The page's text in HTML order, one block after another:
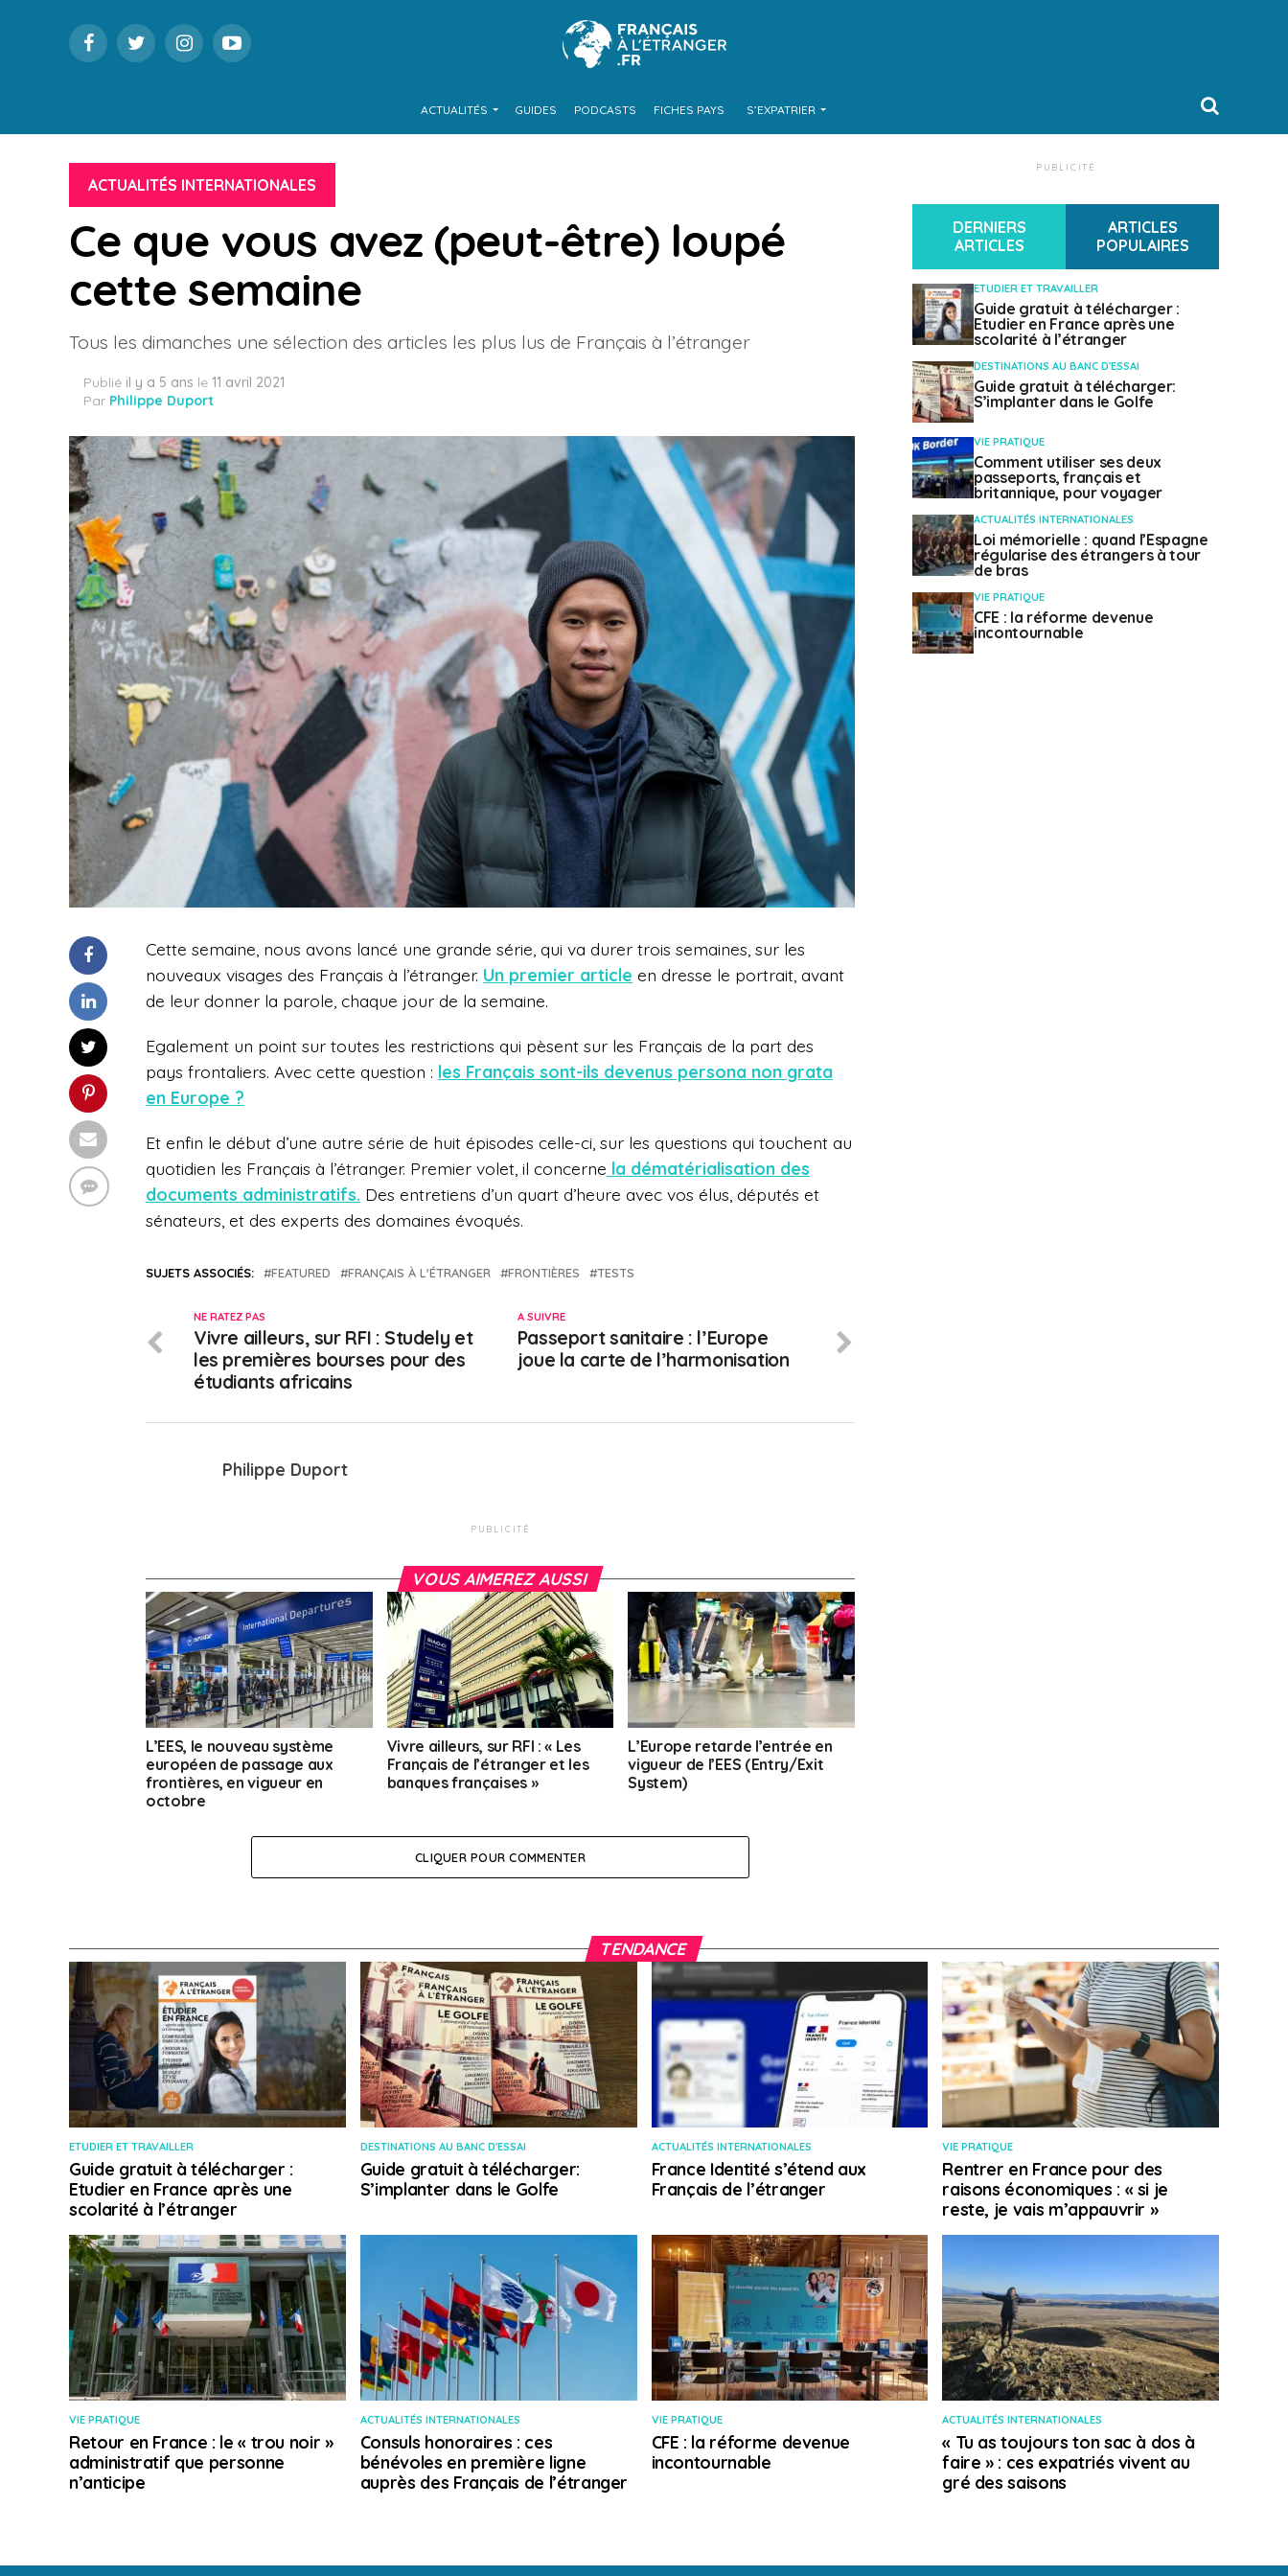
ACTUALITÉS GUIDES PODCASTS FICHES PAYS S’EXPATRIER
ACTUALITÉS INTERNATIONALES
Ce que vous avez (peut-être) loupé
cette semaine
Tous les dimanches une sélection des articles les plus lus de Français à l’étranger
Publié il y a 5 ans le 11 avril 2021
Par Philippe Duport
Cette semaine, nous avons lancé une grande série, qui va durer trois semaines, sur les
nouveaux visages des Français à l’étranger. Un premier article en dresse le portrait, avant
de leur donner la parole, chaque jour de la semaine.
Egalement un point sur toutes les restrictions qui pèsent sur les Français de la part des
pays frontaliers. Avec cette question : les Français sont-ils devenus persona non grata
en Europe ?
Et enfin le début d’une autre série de huit épisodes celle-ci, sur les questions qui touchent au
quotidien les Français à l’étranger. Premier volet, il concerne la dématérialisation des
documents administratifs. Des entretiens d’un quart d’heure avec vos élus, députés et
sénateurs, et des experts des domaines évoqués.
SUJETS ASSOCIÉS: FEATURED FRANÇAIS À L'ÉTRANGER FRONTIÈRES TESTS
A SUIVRE
Passeport sanitaire : l’Europe
joue la carte de l’harmonisation
NE RATEZ PAS
Vivre ailleurs, sur RFI : Studely et
les premières bourses pour des
étudiants africains
Philippe Duport
PUBLICITÉ
VOUS AIMEREZ AUSSI
L’EES, le nouveau système
européen de passage aux
frontières, en vigueur en
octobre
Vivre ailleurs, sur RFI : « Les
Français de l’étranger et les
banques françaises »
L’Europe retarde l’entrée en
vigueur de l’EES (Entry/Exit
System)
CLIQUER POUR COMMENTER
PUBLICITÉ
DERNIERS
ARTICLES
ARTICLES
POPULAIRES
ETUDIER ET TRAVAILLER
Guide gratuit à télécharger :
Etudier en France après une
scolarité à l’étranger
DESTINATIONS AU BANC D'ESSAI
Guide gratuit à télécharger:
S’implanter dans le Golfe
VIE PRATIQUE
Comment utiliser ses deux
passeports, français et
britannique, pour voyager
ACTUALITÉS INTERNATIONALES
Loi mémorielle : quand l’Espagne
régularise des étrangers à tour
de bras
VIE PRATIQUE
CFE : la réforme devenue
incontournable
TENDANCE
ETUDIER ET TRAVAILLER
Guide gratuit à télécharger :
Etudier en France après une
scolarité à l’étranger
DESTINATIONS AU BANC D'ESSAI
Guide gratuit à télécharger:
S’implanter dans le Golfe
ACTUALITÉS INTERNATIONALES
France Identité s’étend aux
Français de l’étranger
VIE PRATIQUE
Rentrer en France pour des
raisons économiques : « si je
reste, je vais m’appauvrir »
VIE PRATIQUE
Retour en France : le « trou noir »
administratif que personne
n’anticipe
ACTUALITÉS INTERNATIONALES
Consuls honoraires : ces
bénévoles en première ligne
auprès des Français de l’étranger
VIE PRATIQUE
CFE : la réforme devenue
incontournable
ACTUALITÉS INTERNATIONALES
« Tu as toujours ton sac à dos à
faire » : ces expatriés vivent au
gré des saisons